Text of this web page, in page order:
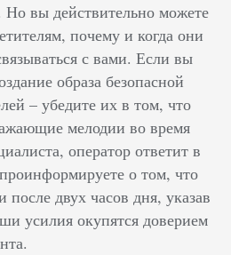
Но вы действительно можете
почему и когда они
с вами. Если вы
образа безопасной
– убедите их в том, что
мелодии во время
оператор ответит в
о том, что
после двух часов дня, указав
усилия окупятся доверием